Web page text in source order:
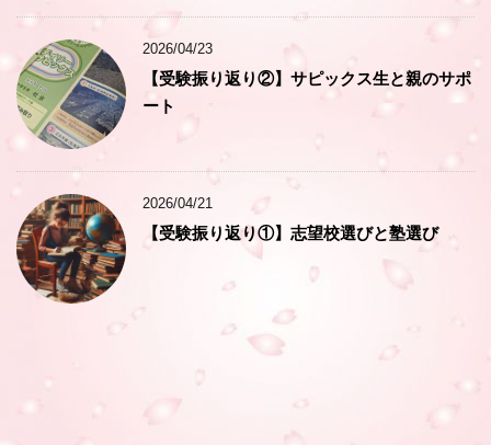
2026/04/23
【受験振り返り②】サピックス生と親のサポ
ート
2026/04/21
【受験振り返り①】志望校選びと塾選び